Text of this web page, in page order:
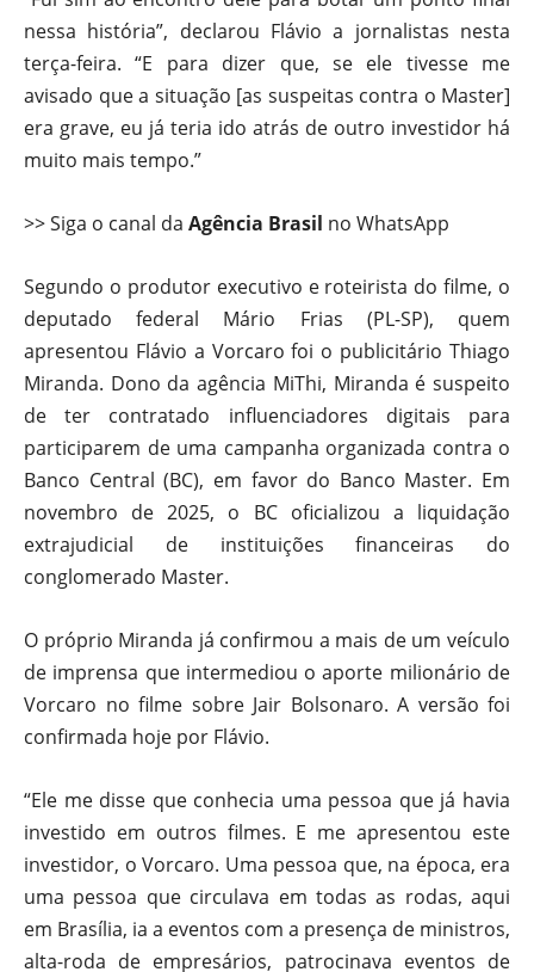
nessa história”, declarou Flávio a jornalistas nesta
terça-feira. “E para dizer que, se ele tivesse me
avisado que a situação [as suspeitas contra o Master]
era grave, eu já teria ido atrás de outro investidor há
muito mais tempo.”
>> Siga o canal da Agência Brasil no WhatsApp
Segundo o produtor executivo e roteirista do filme, o
deputado federal Mário Frias (PL-SP), quem
apresentou Flávio a Vorcaro foi o publicitário Thiago
Miranda. Dono da agência MiThi, Miranda é suspeito
de ter contratado influenciadores digitais para
participarem de uma campanha organizada contra o
Banco Central (BC), em favor do Banco Master. Em
novembro de 2025, o BC oficializou a liquidação
extrajudicial de instituições financeiras do
conglomerado Master.
O próprio Miranda já confirmou a mais de um veículo
de imprensa que intermediou o aporte milionário de
Vorcaro no filme sobre Jair Bolsonaro. A versão foi
confirmada hoje por Flávio.
“Ele me disse que conhecia uma pessoa que já havia
investido em outros filmes. E me apresentou este
investidor, o Vorcaro. Uma pessoa que, na época, era
uma pessoa que circulava em todas as rodas, aqui
em Brasília, ia a eventos com a presença de ministros,
alta-roda de empresários, patrocinava eventos de